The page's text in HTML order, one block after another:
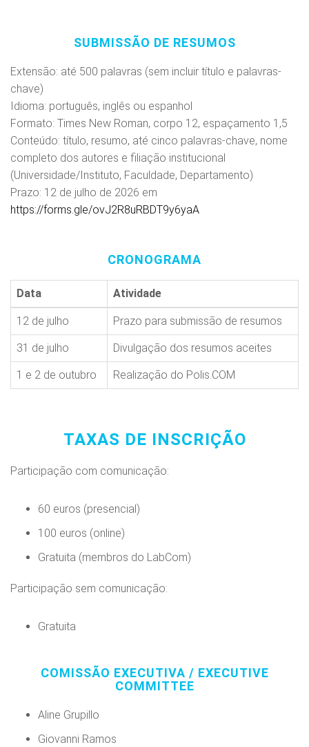
SUBMISSÃO DE RESUMOS
Extensão: até 500 palavras (sem incluir título e palavras-
chave)
Idioma: português, inglês ou espanhol
Formato: Times New Roman, corpo 12, espaçamento 1,5
Conteúdo: título, resumo, até cinco palavras-chave, nome
completo dos autores e filiação institucional
(Universidade/Instituto, Faculdade, Departamento)
Prazo: 12 de julho de 2026 em
https://forms.gle/ovJ2R8uRBDT9y6yaA
CRONOGRAMA
Data Atividade
12 de julho Prazo para submissão de resumos
31 de julho Divulgação dos resumos aceites
1 e 2 de outubro Realização do Polis.COM
TAXAS DE INSCRIÇÃO
Participação com comunicação:
60 euros (presencial)
100 euros (online)
Gratuita (membros do LabCom)
Participação sem comunicação:
Gratuita
COMISSÃO EXECUTIVA / EXECUTIVE
COMMITTEE
Aline Grupillo
Giovanni Ramos